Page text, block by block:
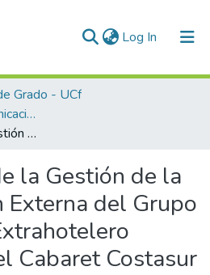
Log In (current)
Grado - UCf
Licenciatura en Comunicación Social
Diagnóstico de la Gestión de la Comunicación Externa del Grupo Empresarial Extrahotelero Palmares en el Cabaret Costasur
la Gestión de la
Externa del Grupo
Cabaret Costasur